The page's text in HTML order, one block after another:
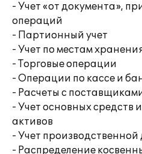
- Учет «от документа»,
операций
- Партионный учет
- Учет по местам
- Торговые операции
- Операции по кассе и
- Расчеты с
- Учет основных средств
активов
- Учет производственной
- Распределение